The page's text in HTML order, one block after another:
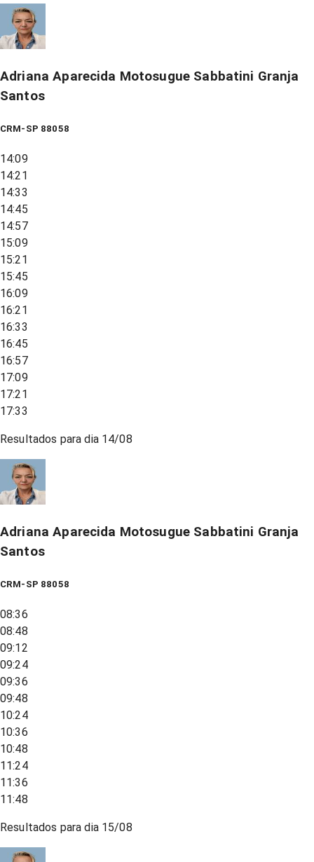
Adriana Aparecida Motosugue Sabbatini Granja
Santos
CRM-SP 88058
14:09
14:21
14:33
14:45
14:57
15:09
15:21
15:45
16:09
16:21
16:33
16:45
16:57
17:09
17:21
17:33
Resultados para dia 14/08
Adriana Aparecida Motosugue Sabbatini Granja
Santos
CRM-SP 88058
08:36
08:48
09:12
09:24
09:36
09:48
10:24
10:36
10:48
11:24
11:36
11:48
Resultados para dia 15/08